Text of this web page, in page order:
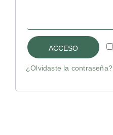
ACCESO
¿Olvidaste la contraseña?